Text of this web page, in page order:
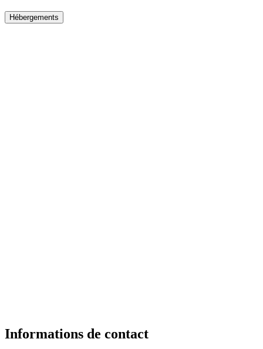
Hébergements
Informations de contact